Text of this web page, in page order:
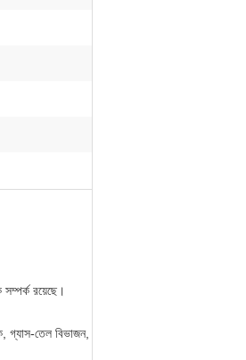
রয়েছে।
গ্যাস-তেল বিভাজন,